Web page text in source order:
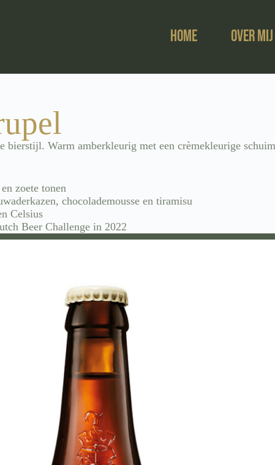
Home Over mij
bierstijl. Warm amberkleurig met een crèmekleurige
zoete tonen
chocolademousse en tiramisu
Celsius
Beer Challenge in 2022